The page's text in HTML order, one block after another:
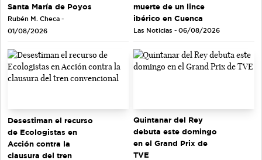
Santa María de Poyos
Rubén M. Checa -
01/08/2026
muerte de un lince
ibérico en Cuenca
Las Noticias - 06/08/2026
Desestiman el recurso
de Ecologistas en
Acción contra la
clausura del tren
Quintanar del Rey
debuta este domingo
en el Grand Prix de
TVE